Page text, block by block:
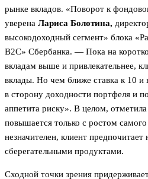
рынке вкладов. «Поворот к
уверена Лариса Болотина,
высокодоходный сегмент» блока
В2С» Сбербанка. — Пока на
вкладам выше и привлекательнее,
вклады. Но чем ближе ставка к 10 и
в сторону доходности портфеля и
аппетита риску». В целом,
повышается только с ростом
незначителен, клиент предпочитает
сберегательными продуктами.
Сходной точки зрения